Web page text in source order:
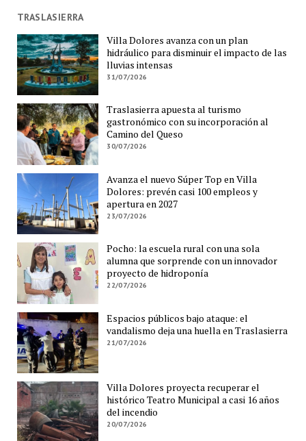
TRASLASIERRA
Villa Dolores avanza con un plan
hidráulico para disminuir el impacto de las
lluvias intensas
31/07/2026
Traslasierra apuesta al turismo
gastronómico con su incorporación al
Camino del Queso
30/07/2026
Avanza el nuevo Súper Top en Villa
Dolores: prevén casi 100 empleos y
apertura en 2027
23/07/2026
Pocho: la escuela rural con una sola
alumna que sorprende con un innovador
proyecto de hidroponía
22/07/2026
Espacios públicos bajo ataque: el
vandalismo deja una huella en Traslasierra
21/07/2026
Villa Dolores proyecta recuperar el
histórico Teatro Municipal a casi 16 años
del incendio
20/07/2026